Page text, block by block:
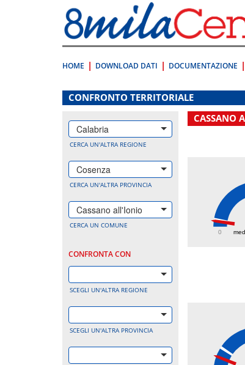
direttamente
a:
Contenuto
HOME DOWNLOAD DATI DOCUMENTAZIONE
.
CONFRONTO TERRITORIALE
Calabria
CERCA UN'ALTRA REGIONE
Cosenza
CERCA UN'ALTRA PROVINCIA
Cassano all'Ionio
CERCA UN COMUNE
CONFRONTA CON
SCEGLI UN'ALTRA REGIONE
SCEGLI UN'ALTRA PROVINCIA
CASSANO
0